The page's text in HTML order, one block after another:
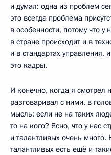
и думал: одна из проблем
это всегда проблема
в особенности, потому что
в стране происходит и в
и в стандартах
это кадры.
И конечно, когда я смотрел
разговаривал с ними, в
мысль: если не на таких
то на кого? Ясно, что у нас
и талантливых очень много.
талантливых есть ещё и